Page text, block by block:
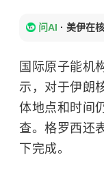
问AI · 美伊在
国际原子能机
示，对于伊朗
体地点和时间
查。格罗西还
下完成。